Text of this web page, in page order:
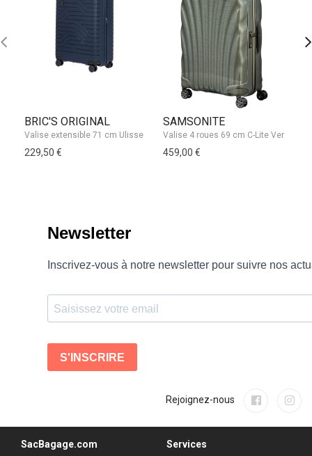
BRIC'S ORIGINAL
229,50 €
SAMSONITE
459,00 €
Rejoignez-nous
SacBagage.com
Services